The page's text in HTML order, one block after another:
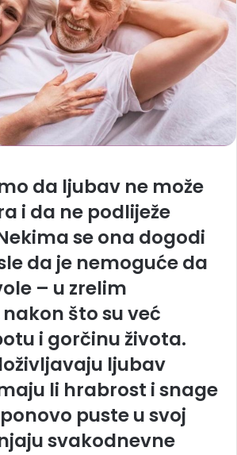
da ljubav ne može
i da ne podliježe
se ona dogodi
da je nemoguće da
– u zrelim
što su već
i gorčinu života.
ljubav
li hrabrost i snage
puste u svoj
svakodnevne